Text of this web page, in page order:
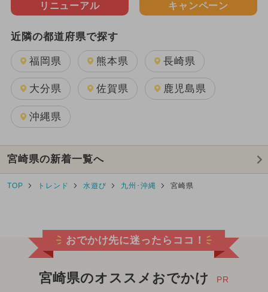
リニューアル
キャンペーン
近隣の都道府県で探す
福岡県 熊本県 長崎県
大分県 佐賀県 鹿児島県
沖縄県
宮崎県の新着一覧へ
TOP トレンド 水遊び 九州･沖縄 宮崎県
おでかけ先に迷ったらココ！
宮崎県のオススメおでかけ PR